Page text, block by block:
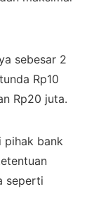
sebesar 2
Rp10
Rp20 juta.
pihak bank
seperti